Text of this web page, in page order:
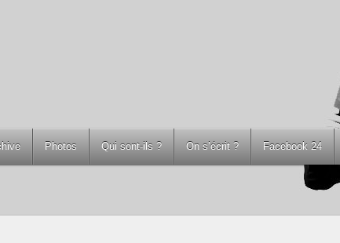
Photos Qui sont-ils ? On s’écrit ? Facebook 24